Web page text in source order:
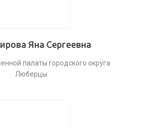
Яна Сергеевна
палаты городского округа
Люберцы